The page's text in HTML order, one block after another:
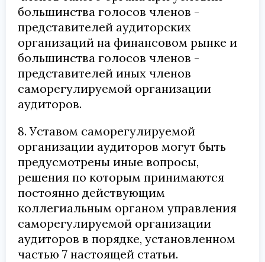
большинства голосов членов -
представителей аудиторских
организаций на финансовом рынке и
большинства голосов членов -
представителей иных членов
саморегулируемой организации
аудиторов.
8. Уставом саморегулируемой
организации аудиторов могут быть
предусмотрены иные вопросы,
решения по которым принимаются
постоянно действующим
коллегиальным органом управления
саморегулируемой организации
аудиторов в порядке, установленном
частью 7 настоящей статьи.